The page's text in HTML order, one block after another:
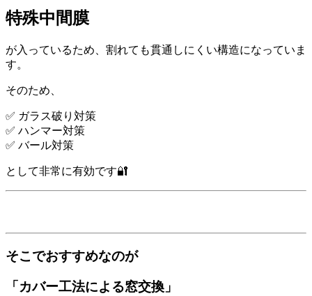
特殊中間膜
が入っているため、割れても貫通しにくい構造になっていま
す。
そのため、
✅ ガラス破り対策
✅ ハンマー対策
✅ バール対策
として非常に有効です🔐
そこでおすすめなのが
「カバー工法による窓交換」